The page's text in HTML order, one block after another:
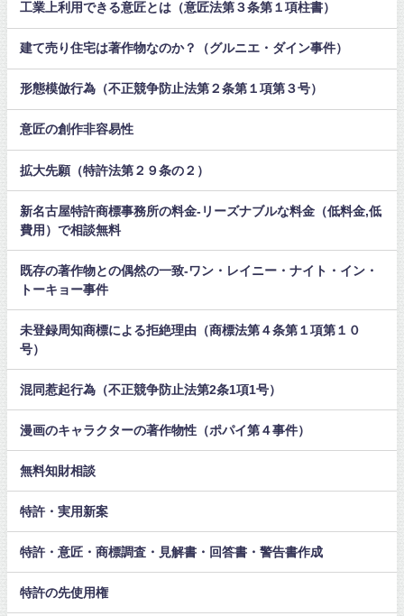
工業上利用できる意匠とは（意匠法第３条第１項柱書）
建て売り住宅は著作物なのか？（グルニエ・ダイン事件）
形態模倣行為（不正競争防止法第２条第１項第３号）
意匠の創作非容易性
拡大先願（特許法第２９条の２）
新名古屋特許商標事務所の料金-リーズナブルな料金（低料金,低
費用）で相談無料
既存の著作物との偶然の一致-ワン・レイニー・ナイト・イン・
トーキョー事件
未登録周知商標による拒絶理由（商標法第４条第１項第１０
号）
混同惹起行為（不正競争防止法第2条1項1号）
漫画のキャラクターの著作物性（ポパイ第４事件）
無料知財相談
特許・実用新案
特許・意匠・商標調査・見解書・回答書・警告書作成
特許の先使用権